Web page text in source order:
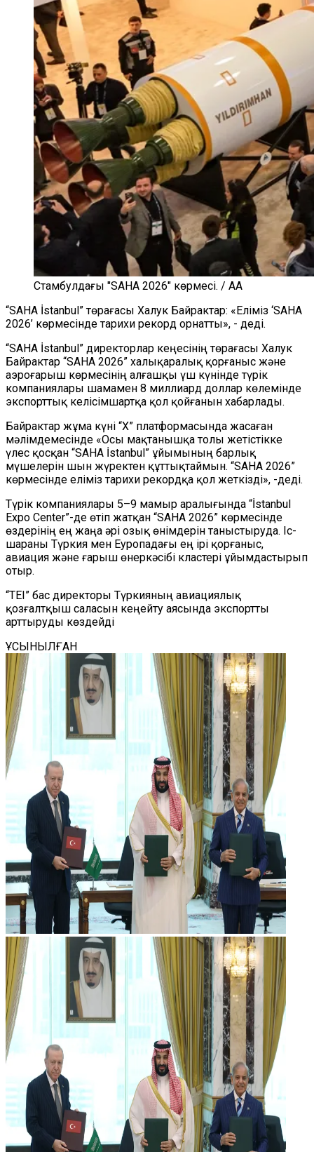
Стамбулдағы "SAHA 2026" көрмесі. / AA
“SAHA İstanbul”төрағасы Халук Байрактар: «Еліміз ‘SAHA
2026’ көрмесінде тарихи рекорд орнатты», - деді.
“SAHA İstanbul” директорлар кеңесінің төрағасы Халук
Байрактар “SAHA 2026” халықаралық қорғаныс және
аэроғарыш көрмесінің алғашқы үш күнінде түрік
компаниялары шамамен 8 миллиард доллар көлемінде
экспорттық келісімшартқа қол қойғанын хабарлады.
Байрактар жұма күні “X” платформасында жасаған
мәлімдемесінде «Осы мақтанышқа толы жетістікке
үлес қосқан “SAHA İstanbul” ұйымының барлық
мүшелерін шын жүректен құттықтаймын. “SAHA 2026”
көрмесінде еліміз тарихи рекордқа қол жеткізді», -деді.
Түрік компаниялары 5–9 мамыр аралығында “İstanbul
Expo Center”-де өтіп жатқан “SAHA 2026” көрмесінде
өздерінің ең жаңа әрі озық өнімдерін таныстыруда. Іс-
шараны Түркия мен Еуропадағы ең ірі қорғаныс,
авиация және ғарыш өнеркәсібі кластері ұйымдастырып
отыр.
“TEI” бас директоры Түркияның авиациялық
қозғалтқыш саласын кеңейту аясында экспортты
арттыруды көздейді
ҰСЫНЫЛҒАН